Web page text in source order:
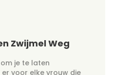
Zwijmel Weg
je te laten
er voor elke vrouw die